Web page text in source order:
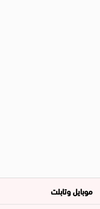
موبايل وتابلت